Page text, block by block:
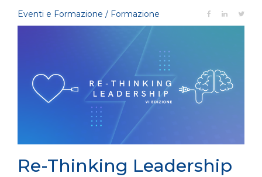
Eventi e Formazione / Formazione
Re-Thinking Leadership